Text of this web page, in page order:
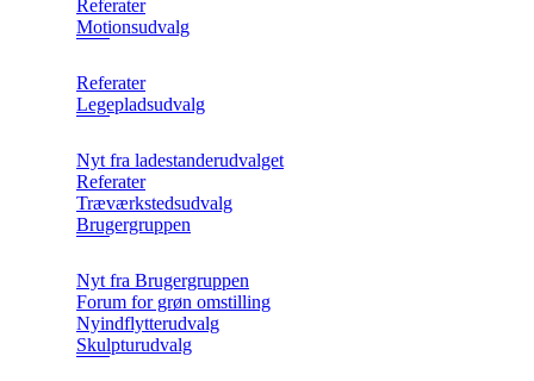
Referater
Motionsudvalg
Referater
Legepladsudvalg
Nyt fra ladestanderudvalget
Referater
Træværkstedsudvalg
Brugergruppen
Nyt fra Brugergruppen
Forum for grøn omstilling
Nyindflytterudvalg
Skulpturudvalg